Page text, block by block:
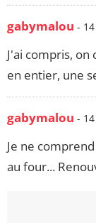
gabymalou -
J'ai compris,
en entier, une
gabymalou -
Je ne
au four...